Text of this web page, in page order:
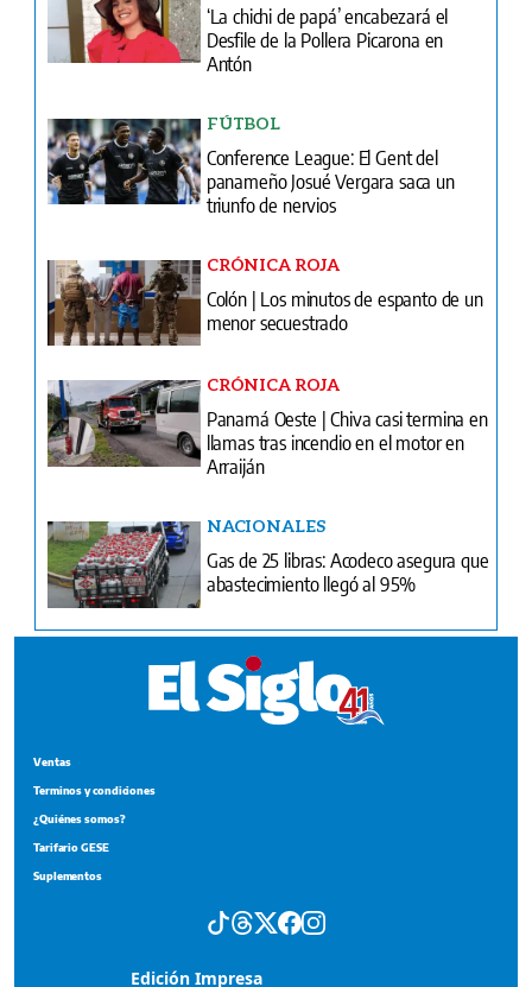
‘La chichi de papá’ encabezará el
Desfile de la Pollera Picarona en
Antón
FÚTBOL
Conference League: El Gent del
panameño Josué Vergara saca un
triunfo de nervios
CRÓNICA ROJA
Colón | Los minutos de espanto de un
menor secuestrado
CRÓNICA ROJA
Panamá Oeste | Chiva casi termina en
llamas tras incendio en el motor en
Arraiján
NACIONALES
Gas de 25 libras: Acodeco asegura que
abastecimiento llegó al 95%
Ventas
Terminos y condiciones
¿Quiénes somos?
Tarifario GESE
Suplementos
Edición Impresa